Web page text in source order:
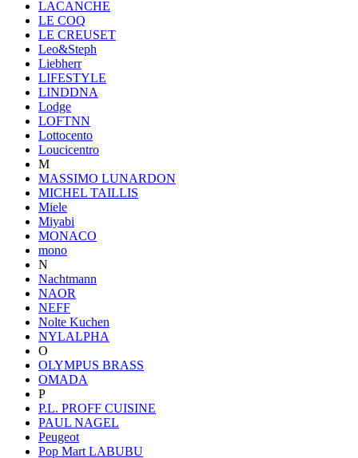
LACANCHE
LE COQ
LE CREUSET
Leo&Steph
Liebherr
LIFESTYLE
LINDDNA
Lodge
LOFTNN
Lottocento
Loucicentro
M
MASSIMO LUNARDON
MICHEL TAILLIS
Miele
Miyabi
MONACO
mono
N
Nachtmann
NAOR
NEFF
Nolte Kuchen
NYLALPHA
O
OLYMPUS BRASS
OMADA
P
P.L. PROFF CUISINE
PAUL NAGEL
Peugeot
Pop Mart LABUBU